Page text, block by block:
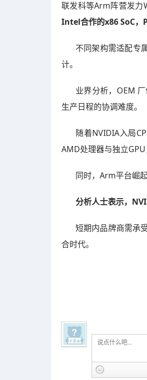
联发科等Arm阵营发力
Intel合作的x86 SoC，
不同架构需适配专
计。
业界分析，OEM
生产日程的协调难度。
随着NVIDIA入局
AMD处理器与独立
同时，Arm平台崛
分析人士表示，
短期内品牌商需承
合时代。